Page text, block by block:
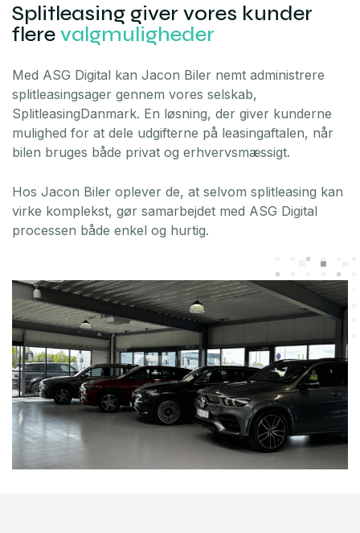
Splitleasing giver vores kunder
flerevalgmuligheder
Med ASG Digital kan Jacon Biler nemt administrere
splitleasingsager gennem vores selskab,
SplitleasingDanmark. En løsning, der giver kunderne
mulighed for at dele udgifterne på leasingaftalen, når
bilen bruges både privat og erhvervsmæssigt.
Hos Jacon Biler oplever de, at selvom splitleasing kan
virke komplekst, gør samarbejdet med ASG Digital
processen både enkel og hurtig.